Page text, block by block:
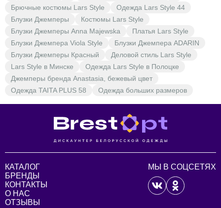
Брючные костюмы Lars Style
Одежда Lars Style 44
Блузки Джемперы
Костюмы Lars Style
Блузки Джемперы Anna Majewska
Платья Lars Style
Блузки Джемпера Viola Style
Блузки Джемпера ADARIN
Блузки Джемперы Красный
Деловой стиль Lars Style
Lars Style в Минске
Одежда Lars Style в Полоцке
Джемперы бренда Anastasia, бежевый цвет
Одежда TAITA PLUS 58
Одежда больших размеров
КАТАЛОГ
БРЕНДЫ
КОНТАКТЫ
О НАС
ОТЗЫВЫ
МЫ В СОЦСЕТЯХ